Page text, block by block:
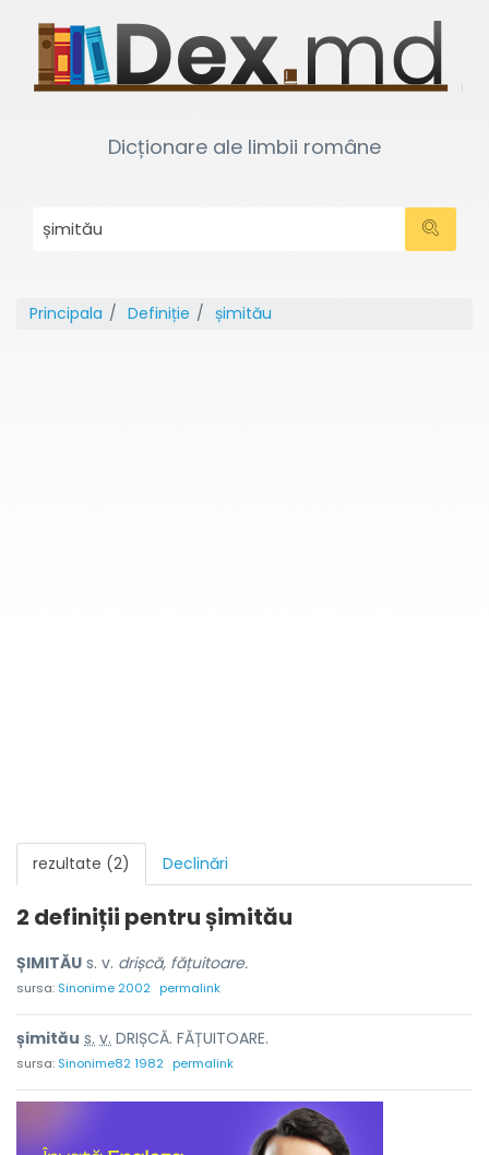
Dicționare ale limbii române
Principala Definiție șimitău
rezultate (2) Declinări
2 definiții pentrușimitău
ȘIMITĂU s. v. drișcă, fățuitoare.
sursa: Sinonime 2002 permalink
șimitău s. v. DRIȘCĂ. FĂȚUITOARE.
sursa: Sinonime82 1982 permalink